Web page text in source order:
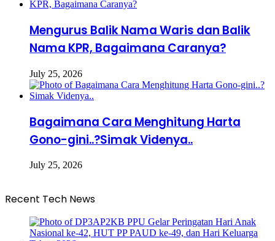
Mengurus Balik Nama Waris dan Balik
Nama KPR, Bagaimana Caranya?
July 25, 2026
Bagaimana Cara Menghitung Harta
Gono-gini..?Simak Videnya..
July 25, 2026
Recent Tech News